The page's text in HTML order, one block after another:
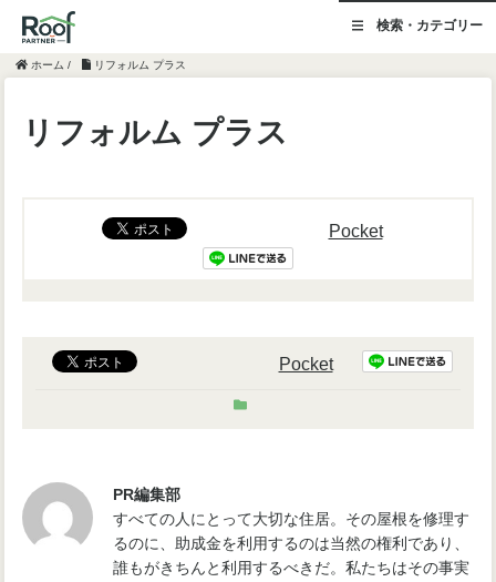
検索・カテゴリー
ホーム / リフォルム プラス
リフォルム プラス
Pocket
Pocket
PR編集部
すべての人にとって大切な住居。その屋根を修理す
るのに、助成金を利用するのは当然の権利であり、
誰もがきちんと利用するべきだ。私たちはその事実